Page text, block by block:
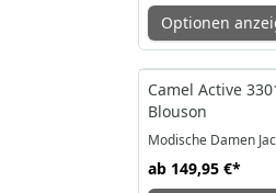
Optionen
Camel Active
Blouson
Modische Damen
ab 149,95 €*